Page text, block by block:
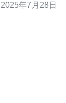
VPS的基本概念
2025年7月28日